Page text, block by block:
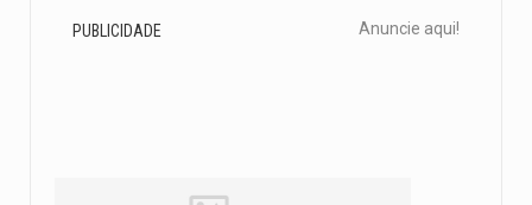
PUBLICIDADE Anuncie aqui!